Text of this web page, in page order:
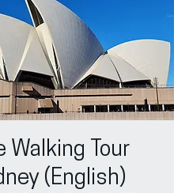
Walking Tour
(English)